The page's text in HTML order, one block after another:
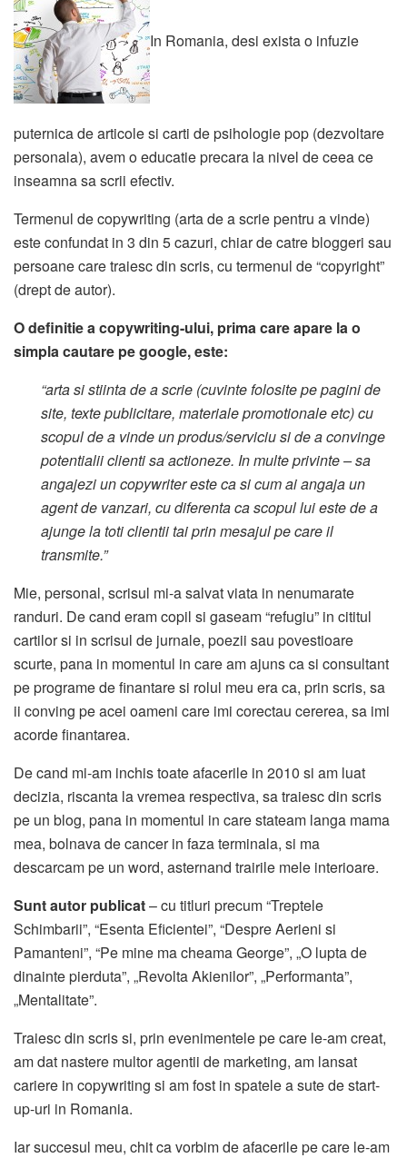
In Romania, desi exista o infuzie
puternica de articole si carti de psihologie pop (dezvoltare
personala), avem o educatie precara la nivel de ceea ce
inseamna sa scrii efectiv.
Termenul de copywriting (arta de a scrie pentru a vinde)
este confundat in 3 din 5 cazuri, chiar de catre bloggeri sau
persoane care traiesc din scris, cu termenul de “copyright”
(drept de autor).
O definitie a copywriting-ului, prima care apare la o
simpla cautare pe google, este:
“arta si stiinta de a scrie (cuvinte folosite pe pagini de
site, texte publicitare, materiale promotionale etc) cu
scopul de a vinde un produs/serviciu si de a convinge
potentialii clienti sa actioneze. In multe privinte – sa
angajezi un copywriter este ca si cum ai angaja un
agent de vanzari, cu diferenta ca scopul lui este de a
ajunge la toti clientii tai prin mesajul pe care il
transmite.”
Mie, personal, scrisul mi-a salvat viata in nenumarate
randuri. De cand eram copil si gaseam “refugiu” in cititul
cartilor si in scrisul de jurnale, poezii sau povestioare
scurte, pana in momentul in care am ajuns ca si consultant
pe programe de finantare si rolul meu era ca, prin scris, sa
ii conving pe acei oameni care imi corectau cererea, sa imi
acorde finantarea.
De cand mi-am inchis toate afacerile in 2010 si am luat
decizia, riscanta la vremea respectiva, sa traiesc din scris
pe un blog, pana in momentul in care stateam langa mama
mea, bolnava de cancer in faza terminala, si ma
descarcam pe un word, asternand trairile mele interioare.
Sunt autor publicat– cu titluri precum “Treptele
Schimbarii”, “Esenta Eficientei”, “Despre Aerieni si
Pamanteni”, “Pe mine ma cheama George”, „O lupta de
dinainte pierduta”, „Revolta Akienilor”, „Performanta”,
„Mentalitate”.
Traiesc din scris si, prin evenimentele pe care le-am creat,
am dat nastere multor agentii de marketing, am lansat
cariere in copywriting si am fost in spatele a sute de start-
up-uri in Romania.
Iar succesul meu, chit ca vorbim de afacerile pe care le-am